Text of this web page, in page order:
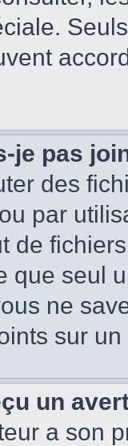
je pas
des
par
de
que seul
ne
sur un
un
a son